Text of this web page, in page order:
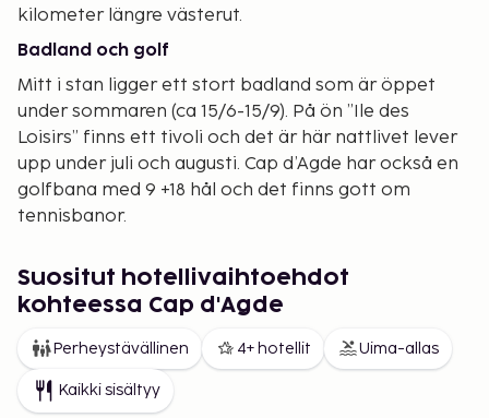
kilometer längre västerut.
Badland och golf
Mitt i stan ligger ett stort badland som är öppet
under sommaren (ca 15/6-15/9). På ön ”Ile des
Loisirs” finns ett tivoli och det är här nattlivet lever
upp under juli och augusti. Cap d’Agde har också en
golfbana med 9 +18 hål och det finns gott om
tennisbanor.
Cap d’Agde är framför allt en familjevänlig badort
som är mycket väl lämpad för dig som reser med
små barn. Stranden är bred och långgrund och
större delen av byn saknar nivåskillnader. Allting
finns på bekvämt gångavstånd – stranden,
Suositut hotellivaihtoehdot
kohteessa Cap d'Agde
Perheystävällinen 4+ hotellit Uima-allas
Kaikki sisältyy